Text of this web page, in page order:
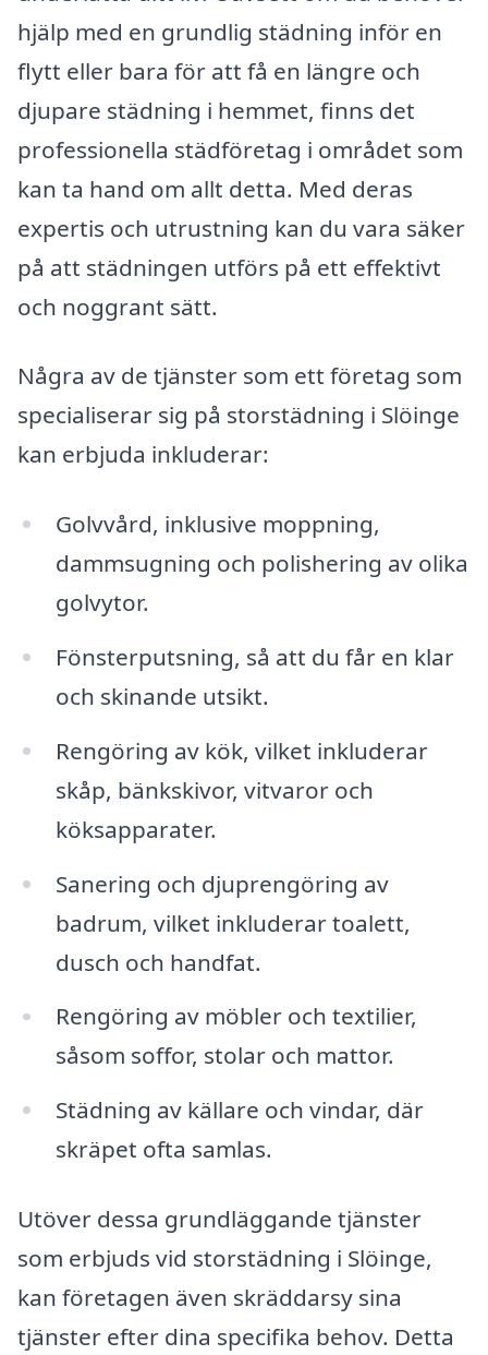
hjälp med en grundlig städning inför en
flytt eller bara för att få en längre och
djupare städning i hemmet, finns det
professionella städföretag i området som
kan ta hand om allt detta. Med deras
expertis och utrustning kan du vara säker
på att städningen utförs på ett effektivt
och noggrant sätt.
Några av de tjänster som ett företag som
specialiserar sig på storstädning i Slöinge
kan erbjuda inkluderar:
Golvvård, inklusive moppning,
dammsugning och polishering av olika
golvytor.
Fönsterputsning, så att du får en klar
och skinande utsikt.
Rengöring av kök, vilket inkluderar
skåp, bänkskivor, vitvaror och
köksapparater.
Sanering och djuprengöring av
badrum, vilket inkluderar toalett,
dusch och handfat.
Rengöring av möbler och textilier,
såsom soffor, stolar och mattor.
Städning av källare och vindar, där
skräpet ofta samlas.
Utöver dessa grundläggande tjänster
som erbjuds vid storstädning i Slöinge,
kan företagen även skräddarsy sina
tjänster efter dina specifika behov. Detta